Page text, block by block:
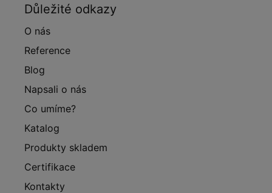
Důležité odkazy
O nás
Reference
Blog
Napsali o nás
Co umíme?
Katalog
Produkty skladem
Certifikace
Kontakty